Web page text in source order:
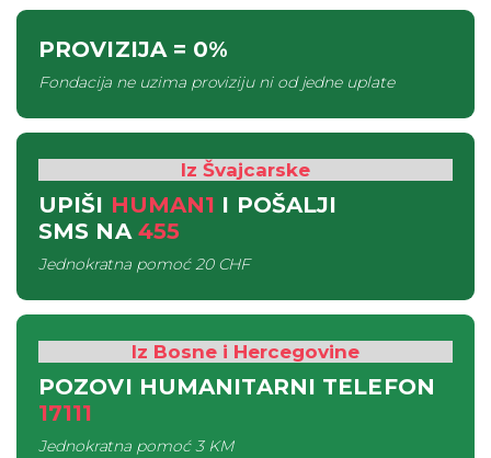
PROVIZIJA= 0%
Fondacija ne uzima proviziju ni od jedne uplate
Iz Švajcarske
UPIŠI HUMAN1 I POŠALJI
SMS NA 455
Jednokratna pomoć20 CHF
Iz Bosne i Hercegovine
POZOVI HUMANITARNI TELEFON
17111
Jednokratna pomoć3 KM